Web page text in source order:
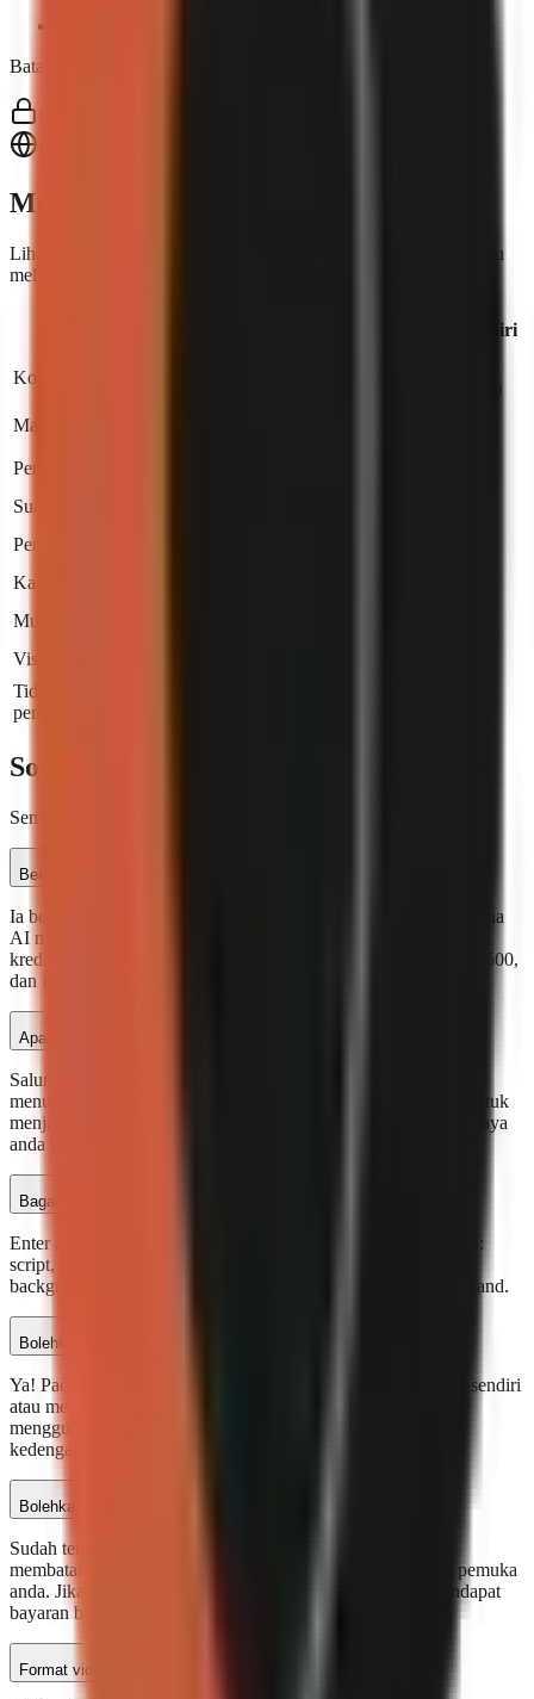
Batal bila-bila masa. Tanpa kontrak.
Mengapa GoFaceless?
Lihat bagaimana kami dibandingkan dengan menyewa editor atau
melakukannya sendiri.
Buat Sendiri
Kos sebulan
(masa anda)
Masa setiap video
Penulisan skrip
Suara AI
Pengklonan suara
Kapsyen automatik
Muzik latar
Visual yang dijana AI
Tidak perlu kemahiran
penyuntingan
Soalan lazim
Semua yang perlu anda ketahui tentang GoFaceless.
Berapa banyak video yang boleh saya cipta sebulan?
Ia bergantung pada pelan dan jenis video anda. Video yang dijana
AI memerlukan 200 kredit, dan video avatar memerlukan 400
kredit. Pelan Starter termasuk 500 kredit/bulan, Pro termasuk 1,500,
dan Business termasuk 5,000.
Apakah saluran YouTube tanpa wajah?
Saluran YouTube tanpa wajah mencipta kandungan tanpa
menunjukkan wajah pencipta. GoFaceless menggunakan AI untuk
menjana skrip, suara, visual, dan kapsyen secara automatik supaya
anda boleh mempos video tanpa berada di hadapan kamera.
Bagaimana GoFaceless mencipta video?
Enter any topic and GoFaceless AI generates a complete video:
script, voiceover, AI-generated visuals, animated captions, and
background music. Timing varies by format, footage, and demand.
Bolehkah saya menggunakan suara saya sendiri?
Ya! Pada pelan Pro ke atas, anda boleh mengklon suara anda sendiri
atau menerangkan suara narator ideal. Setiap video akan
menggunakan suara AI khas anda, menjadikan saluran anda
kedengaran konsisten dan unik.
Bolehkah saya membatalkan bila-bila masa?
Sudah tentu. Tiada kontrak atau fi pembatalan. Anda boleh
membatalkan atau menukar pelan bila-bila masa dari papan pemuka
anda. Jika anda membatalkan dalam 30 hari, anda akan mendapat
bayaran balik penuh—tanpa soalan.
Format video apa yang disokong?